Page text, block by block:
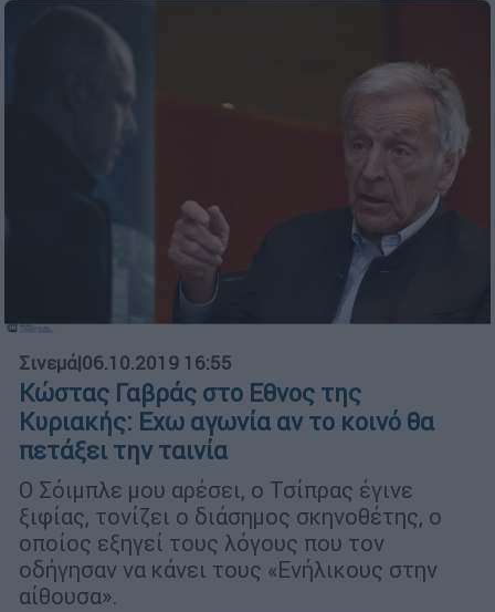
Σινεμά|06.10.2019 16:55
Κώστας Γαβράς στο Εθνος της
Κυριακής: Εχω αγωνία αν το κοινό θα
πετάξει την ταινία
Ο Σόιμπλε μου αρέσει, ο Τσίπρας έγινε
ξιφίας, τονίζει ο διάσημος σκηνοθέτης, ο
οποίος εξηγεί τους λόγους που τον
οδήγησαν να κάνει τους «Ενήλικους στην
αίθουσα».